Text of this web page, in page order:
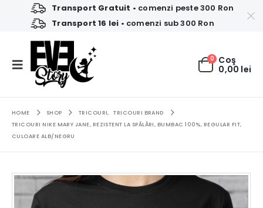
Transport Gratuit • comenzi peste 300 Ron
Transport 16 lei • comenzi sub 300 Ron
0 Coş
0,00 lei
HOME SHOP TRICOURI,
TRICOURI BRAND
TRICOURI NIKE MARY JANE, REZISTENT LA SPĂLĂRI, BUMBAC 100%, REGULAR FIT,
CULOARE ALB/NEGRU